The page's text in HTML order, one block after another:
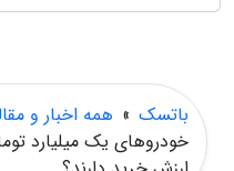
باتسک » همه اخبار و
خودروهای یک میلیارد